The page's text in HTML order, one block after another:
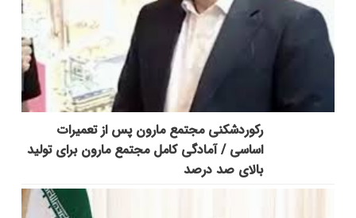
رکوردشکنی مجتمع مارون پس از تعمیرات
اساسی / آمادگی کامل مجتمع مارون برای تولید
بالای صد درصد